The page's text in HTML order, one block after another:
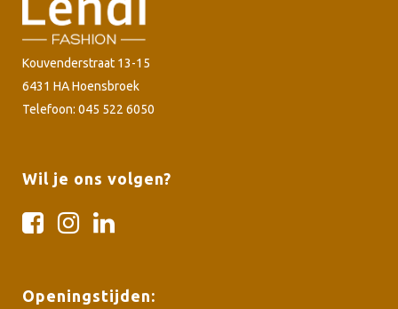
Kouvenderstraat 13-15
6431 HA Hoensbroek
Telefoon: 045 522 6050
Wil je ons volgen?
Openingstijden: